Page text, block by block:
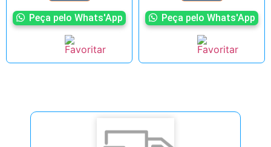
Peça pelo Whats'App Peça pelo Whats'App